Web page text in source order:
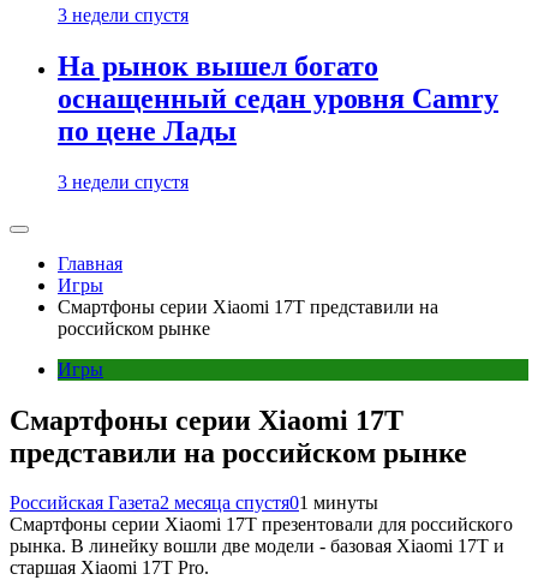
3 недели спустя
На рынок вышел богато
оснащенный седан уровня Camry
по цене Лады
3 недели спустя
Главная
Игры
Смартфоны серии Xiaomi 17T представили на
российском рынке
Игры
Смартфоны серии Xiaomi 17T
представили на российском рынке
Российская Газета2 месяца спустя01 минуты
Смартфоны серии Xiaomi 17T презентовали для российского
рынка. В линейку вошли две модели - базовая Xiaomi 17T и
старшая Xiaomi 17T Pro.